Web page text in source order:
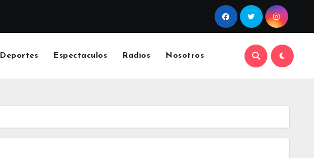
Deportes Espectaculos Radios Nosotros